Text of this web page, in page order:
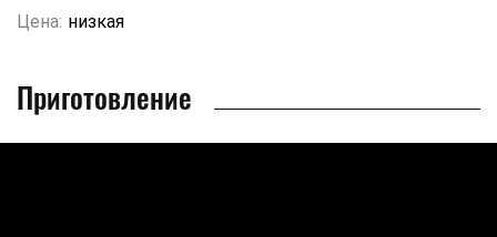
Цена: низкая
Приготовление